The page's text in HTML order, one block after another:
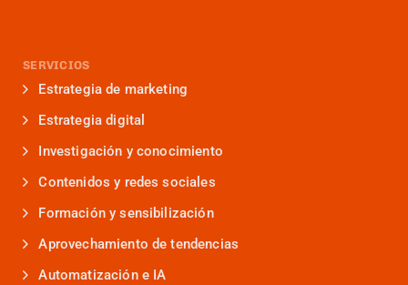
SERVICIOS
Estrategia de marketing
Estrategia digital
Investigación y conocimiento
Contenidos y redes sociales
Formación y sensibilización
Aprovechamiento de tendencias
Automatización e IA